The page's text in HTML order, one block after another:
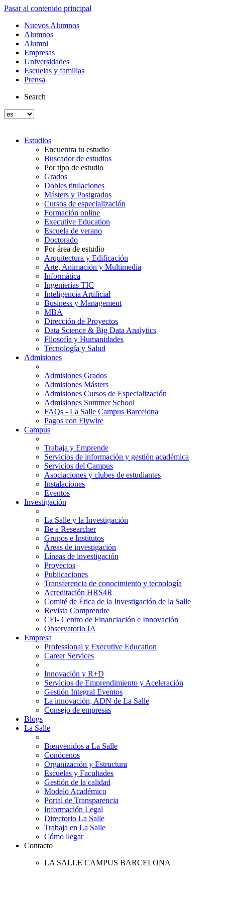
Pasar al contenido principal
Nuevos Alumnos
Alumnos
Alumni
Empresas
Universidades
Escuelas y familias
Prensa
Search
Estudios
Encuentra tu estudio
Buscador de estudios
Por tipo de estudio
Grados
Dobles titulaciones
Másters y Postgrados
Cursos de especialización
Formación online
Executive Education
Escuela de verano
Doctorado
Por área de estudio
Arquitectura y Edificación
Arte, Animación y Multimedia
Informática
Ingenierías TIC
Inteligencia Artificial
Business y Management
MBA
Dirección de Proyectos
Data Science & Big Data Analytics
Filosofía y Humanidades
Tecnología y Salud
Admisiones
Admisiones Grados
Admisiones Másters
Admisiones Cursos de Especialización
Admisiones Summer School
FAQs - La Salle Campus Barcelona
Pagos con Flywire
Campus
Trabaja y Emprende
Servicios de información y gestión académica
Servicios del Campus
Asociaciones y clubes de estudiantes
Instalaciones
Eventos
Investigación
La Salle y la Investigación
Be a Researcher
Grupos e Institutos
Áreas de investigación
Líneas de investigación
Proyectos
Publicaciones
Transferencia de conocimiento y tecnología
Acreditación HRS4R
Comité de Ética de la Investigación de la Salle
Revista Comprendre
CFI- Centro de Financiación e Innovación
Observatorio IA
Empresa
Professional y Executive Education
Career Services
Innovación y R+D
Servicios de Emprendimiento y Aceleración
Gestión Integral Eventos
La innovación, ADN de La Salle
Consejo de empresas
Blogs
La Salle
Bienvenidos a La Salle
Conócenos
Organización y Estructura
Escuelas y Facultades
Gestión de la calidad
Modelo Académico
Portal de Transparencia
Información Legal
Directorio La Salle
Trabaja en La Salle
Cómo llegar
Contacto
LA SALLE CAMPUS BARCELONA